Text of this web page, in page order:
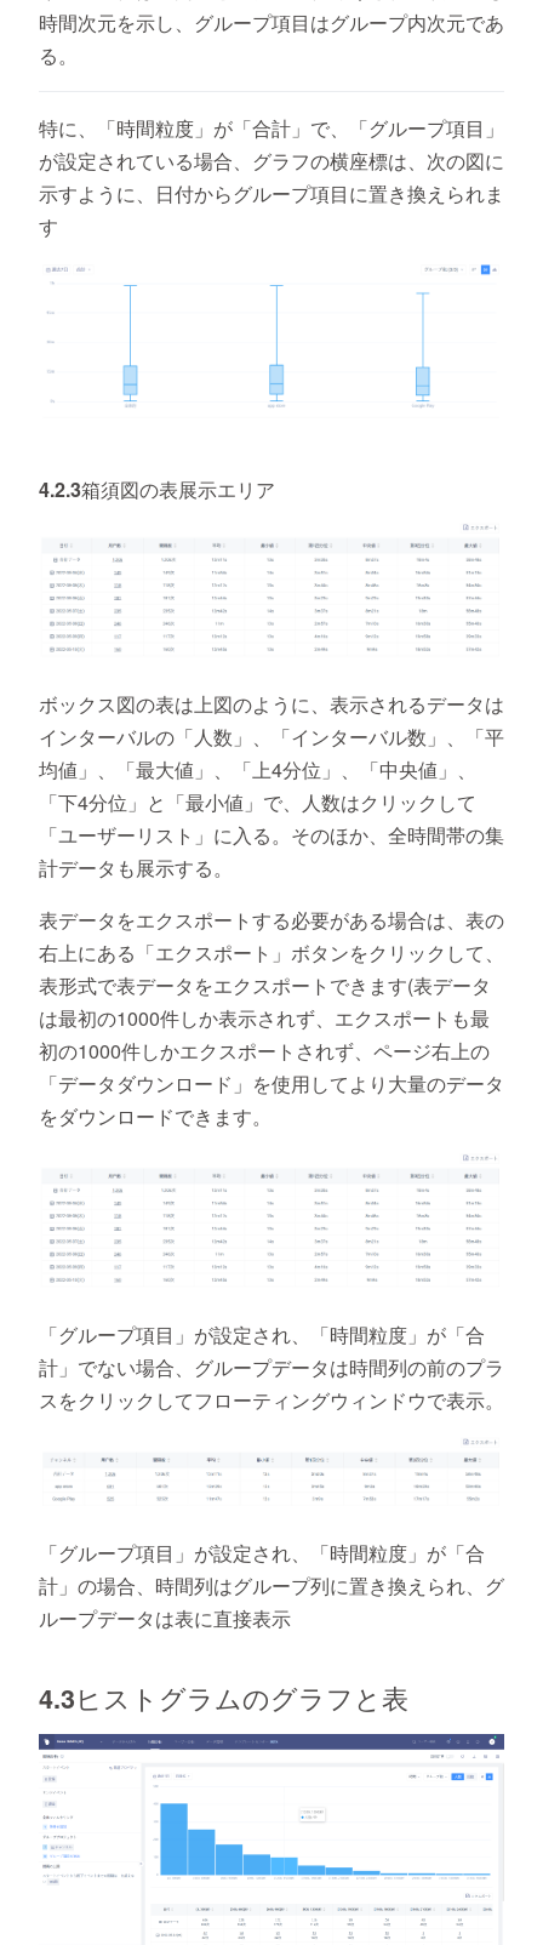
時間次元を示し、グループ項目はグループ内次元であ
る。
特に、「時間粒度」が「合計」で、「グループ項目」
が設定されている場合、グラフの横座標は、次の図に
示すように、日付からグループ項目に置き換えられま
す
4.2.3箱須図の表展示エリア
ボックス図の表は上図のように、表示されるデータは
インターバルの「人数」、「インターバル数」、「平
均値」、「最大値」、「上4分位」、「中央値」、
「下4分位」と「最小値」で、人数はクリックして
「ユーザーリスト」に入る。そのほか、全時間帯の集
計データも展示する。
表データをエクスポートする必要がある場合は、表の
右上にある「エクスポート」ボタンをクリックして、
表形式で表データをエクスポートできます(表データ
は最初の1000件しか表示されず、エクスポートも最
初の1000件しかエクスポートされず、ページ右上の
「データダウンロード」を使用してより大量のデータ
をダウンロードできます。
「グループ項目」が設定され、「時間粒度」が「合
計」でない場合、グループデータは時間列の前のプラ
スをクリックしてフローティングウィンドウで表示。
「グループ項目」が設定され、「時間粒度」が「合
計」の場合、時間列はグループ列に置き換えられ、グ
ループデータは表に直接表示
4.3ヒストグラムのグラフと表